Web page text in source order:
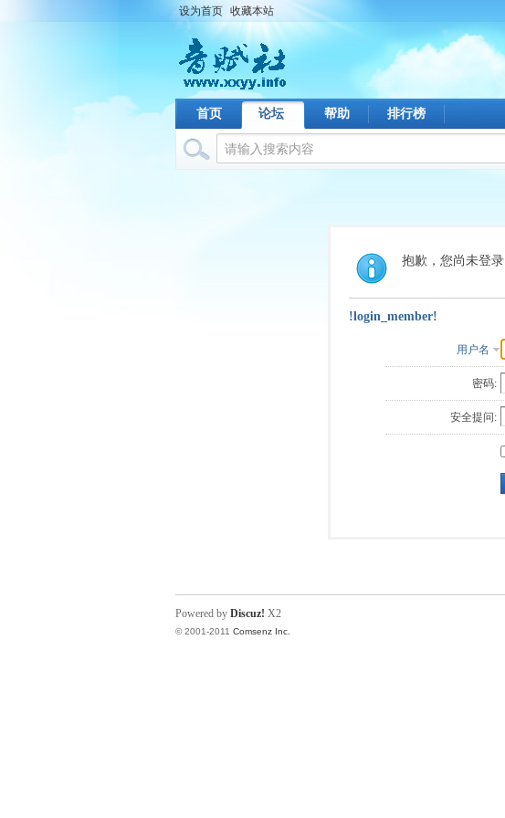
设为首页 收藏本站
首页 论坛 帮助 排行榜
抱歉，您尚未登
!login_member!
用户名
密码:
安全提问:
Powered by Discuz! X2
© 2001-2011 Comsenz Inc.